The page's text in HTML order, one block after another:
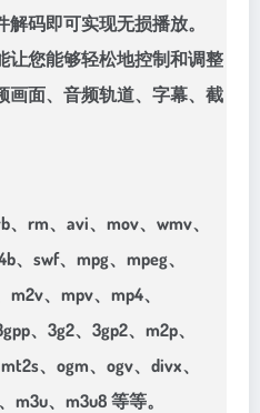
码即可实现无损播放。
让您能够轻松地控制和调整
画面、音频轨道、字幕、截
rm、avi、mov、wmv、
、swf、mpg、mpeg、
m2v、mpv、mp4、
、3g2、3gp2、m2p、
、ogm、ogv、divx、
m3u、m3u8 等等。